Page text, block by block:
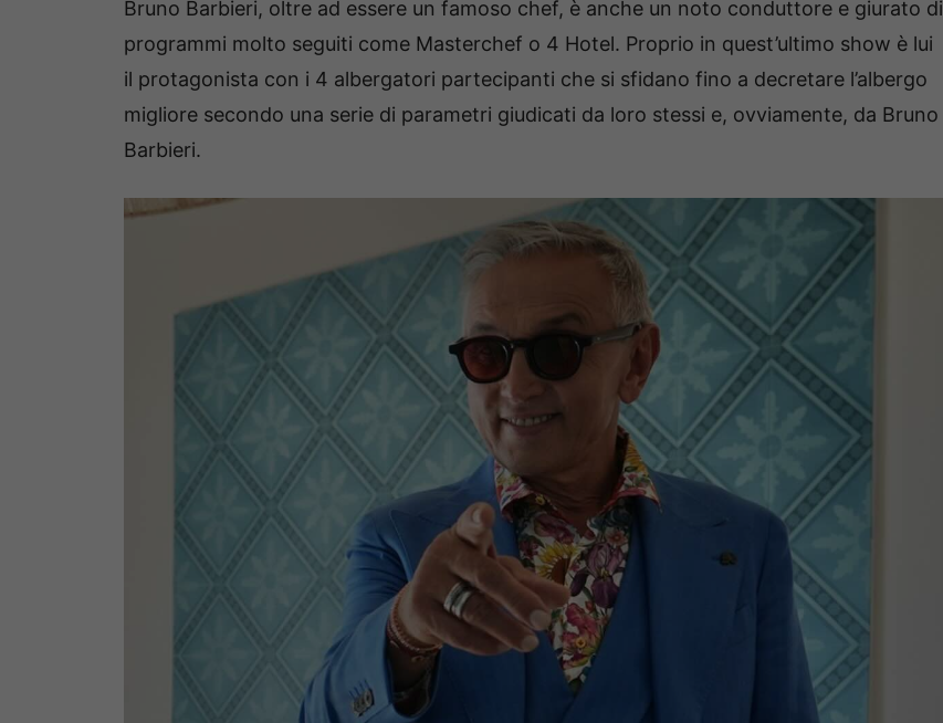
Bruno Barbieri, oltre ad essere un famoso chef, è anche un noto conduttore e giurato di
programmi molto seguiti come Masterchef o 4 Hotel. Proprio in quest’ultimo show è lui
il protagonista con i 4 albergatori partecipanti che si sfidano fino a decretare l’albergo
migliore secondo una serie di parametri giudicati da loro stessi e, ovviamente, da Bruno
Barbieri.